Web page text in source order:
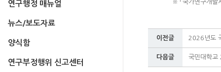
연구행정 매뉴얼
뉴스/보도자료
양식함
연구부정행위 신고센터
※ 「국가연구개발사
이전글 2026년도
다음글 국민대학